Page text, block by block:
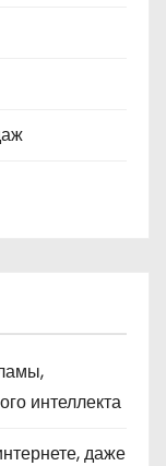
интеллекта
даже